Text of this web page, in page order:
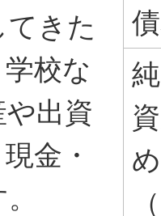
きた
校な
出資
金・